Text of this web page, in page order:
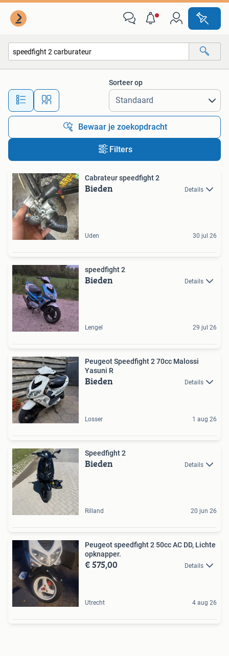
Alle afstanden…
Sorteer op
Bewaar je zoekopdracht
Filters
Cabrateur speedfight 2
Bieden Details
Uden 30 jul 26
speedfight 2
Bieden Details
Lengel 29 jul 26
Peugeot Speedfight 2 70cc Malossi
Yasuni R
Bieden Details
Losser 1 aug 26
Speedfight 2
Bieden Details
Rilland 20 jun 26
Peugeot speedfight 2 50cc AC DD, Lichte
opknapper.
€ 575,00 Details
Utrecht 4 aug 26